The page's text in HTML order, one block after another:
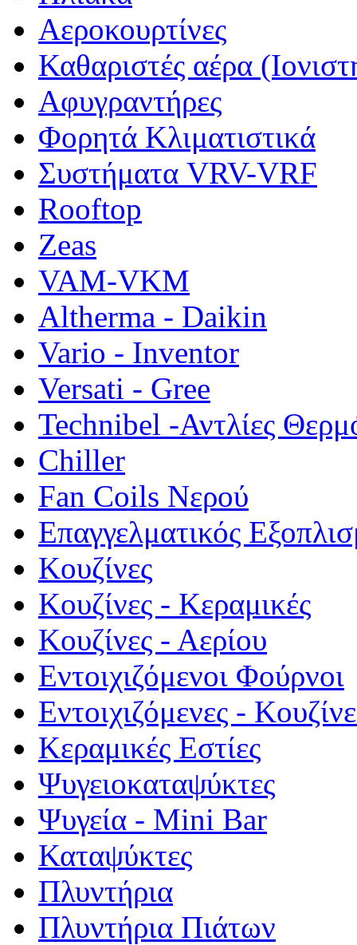
Αεροκουρτίνες
Καθαριστές αέρα
Αφυγραντήρες
Φορητά Κλιματιστικά
Συστήματα VRV-VRF
Rooftop
Zeas
VAM-VKM
Altherma - Daikin
Vario - Inventor
Versati - Gree
Technibel -Αντλίες
Chiller
Fan Coils Νερού
Επαγγελματικός
Κουζίνες
Κουζίνες - Κεραμικές
Κουζίνες - Αερίου
Εντοιχιζόμενοι Φούρνοι
Εντοιχιζόμενες -
Κεραμικές Εστίες
Ψυγειοκαταψύκτες
Ψυγεία - Mini Bar
Καταψύκτες
Πλυντήρια
Πλυντήρια Πιάτων